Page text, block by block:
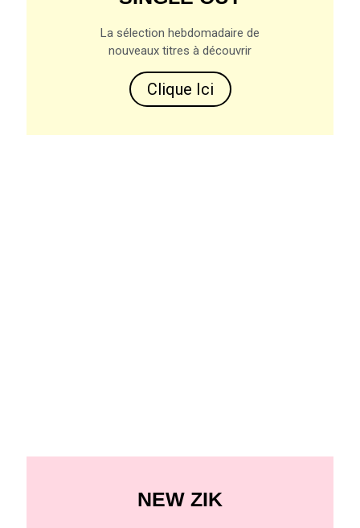
La sélection hebdomadaire de
nouveaux titres à découvrir
Clique Ici
NEW ZIK